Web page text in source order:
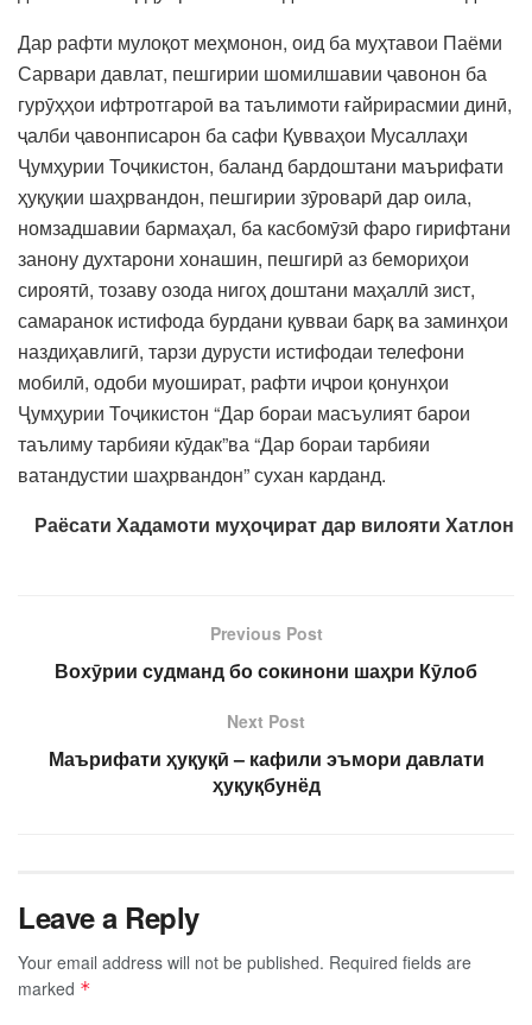
Дар рафти мулоқот меҳмонон, оид ба муҳтавои Паёми
Сарвари давлат, пешгирии шомилшавии ҷавонон ба
гурӯҳҳои ифтротгароӣ ва таълимоти ғайрирасмии динӣ,
ҷалби ҷавонписарон ба сафи Қувваҳои Мусаллаҳи
Ҷумҳурии Тоҷикистон, баланд бардоштани маърифати
ҳуқуқии шаҳрвандон, пешгирии зӯроварӣ дар оила,
номзадшавии бармаҳал, ба касбомӯзӣ фаро гирифтани
занону духтарони хонашин, пешгирӣ аз бемориҳои
сироятӣ, тозаву озода нигоҳ доштани маҳаллӣ зист,
самаранок истифода бурдани қувваи барқ ва заминҳои
наздиҳавлигӣ, тарзи дурусти истифодаи телефони
мобилӣ, одоби муошират, рафти иҷрои қонунҳои
Ҷумҳурии Тоҷикистон “Дар бораи масъулият барои
таълиму тарбияи кӯдак”ва “Дар бораи тарбияи
ватандустии шаҳрвандон” сухан карданд.
Раёсати Хадамоти муҳоҷират дар вилояти Хатлон
Previous Post
Вохӯрии судманд бо сокинони шаҳри Кӯлоб
Next Post
Маърифати ҳуқуқӣ – кафили эъмори давлати
ҳуқуқбунёд
Leave a Reply
Your email address will not be published. Required fields are
marked *